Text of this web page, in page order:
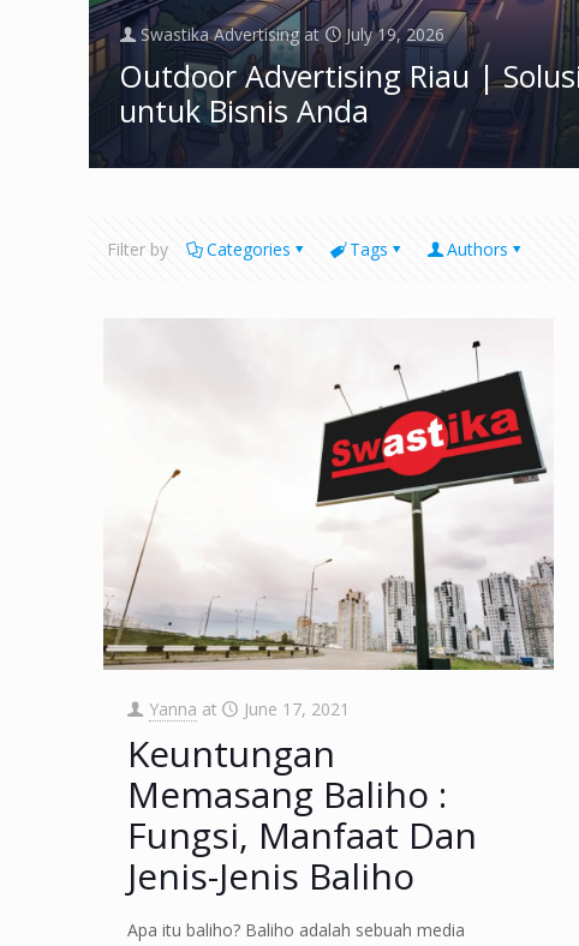
Swastika Advertising at July 19, 2026
Outdoor Advertising Riau |
untuk Bisnis Anda
Filter by Categories Tags Authors
Yanna at June 17, 2021
Keuntungan
Memasang Baliho :
Fungsi, Manfaat Dan
Jenis-Jenis Baliho
Apa itu baliho? Baliho adalah sebuah media